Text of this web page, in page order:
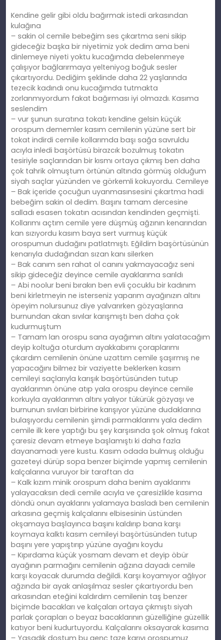
Kendine gelir gibi oldu bağırmak istedi arkasından
kulağına
– sakin ol cemile bebeğim ses çıkartma seni sikip
gideceğiz başka bir niyetimiz yok dedim ama beni
dinlemeye niyeti yoktu kucağımda debelenmeye
çalışıyor bağlarırmaya yelteniyog boğuk sesler
çıkartıyordu. Dediğim şeklinde daha 22 yaşlarında
tezecik kadındı onu kucağımda tutmakta
zorlanmıyordum fakat bağırması iyi olmazdı. Kasıma
seslendim
– vur şunun suratına tokatı kendine gelsin küçük
orospum dememler kasım cemilenin yüzüne sert bir
tokat indirdi cemile kollarımda başı sağa savruldu
acıyla inledi başörtüsü birazcık bozulmuş tokatın
tesiriyle saçlarından bir kısmı ortaya çıkmış ben daha
çok tahrik olmuştum örtünün altında görmüş olduğum
siyah saçlar yüzünden ve görkemli kokuyordu. Cemileye
– Bak içeride çocuğun uyanmasınsesini çıkartma hadi
bebeğim sakin ol dedim. Başını tamam dercesine
salladı esasen tokatın acısından kendinden geçmişti.
Kollarımı açtım cemile yere düşmüş ağzının kenarından
kan sızıyordu kasım baya sert vurmuş küçük
orospumun dudağını patlatmıştı. Eğildim başörtüsünün
kenarıyla dudağından sızan kanı silerken
– Bak canım sen rahat ol canını yakmayacağız seni
sikip gideceğiz deyince cemile ayaklarıma sarıldı
– Abi noolur beni bırakın ben evli çocuklu bir kadınım
beni kirletmeyin ne isterseniz yaparım ayağınızın altını
öpeyim nolursunuz diye yalvarırken gözyaşlarına
burnundan akan sıvılar karışmıştı ben daha çok
kudurmuştum
– Tamam lan orospu sana ayağımın altını yalatacağım
deyip koltuğa oturdum ayakkabımı çoraplarımı
çıkardım cemilenin önüne uzattım cemile şaşırmış ne
yapacağını bilmez bir vaziyette beklerken kasım
cemileyi saçlarıyla karışık başörtüsünden tutup
ayaklarımın önüne atıp yala orospu deyince cemile
korkuyla ayaklarımın altını yalıyor tükürük gözyaşı ve
burnunun sıvıları birbirine karışıyor yüzüne dudaklarına
bulaşıyordu cemilenin şimdi parmaklarımı yala dedim
cemile ilk kere yaptığı bu şey karşısında şok olmuş fakat
çaresiz devam etmeye başlamıştı ki daha fazla
dayanamadı yere kustu. Kasım odada bulmuş olduğu
gazeteyi dürüp sopa benzer biçimde yapmış cemilenin
kalçalarına vuruyor bir taraftan da
– Kalk kızım minik orospum daha benim ayaklarımı
yalayacaksın dedi cemile acıyla ve çaresizlikle kasıma
döndü onun ayaklarını yalamaya basladı ben cemilenin
arkasına geçmiş kalçalarını elbisesinin üstünden
okşamaya başlayınca başını kaldırıp bana karşı
koymaya kalktı kasım cemileyi başörtüsünden tutup
başını yere yapıştırıp yüzüne ayağını koydu
– Kıpırdama küçük yosmam devam et deyip öbür
ayağının parmağını cemilenin ağzına dayadı cemile
karşı koyacak durumda değildi. Karşı koyamıyor ağlıyor
ağzında bir ayak anlaşılmaz sesler çıkartıyordu ben
arkasından eteğini kaldırdım cemilenin taş benzer
biçimde bacakları ve kalçaları ortaya çıkmıştı siyah
parlak çorapları o beyaz bacaklarının güzelliğine güzellik
katıyor beni kudurtuyordu. Kalçalarını oksayarak kasıma